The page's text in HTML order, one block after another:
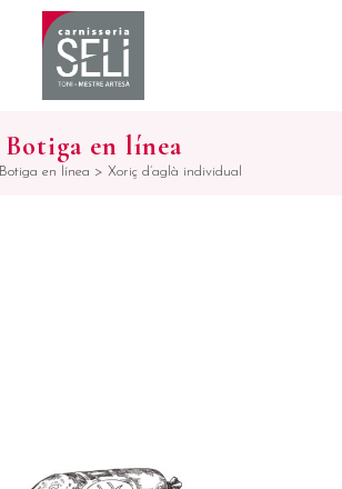
Botiga en línea
Botiga en línea > Xoriç d’aglà individual